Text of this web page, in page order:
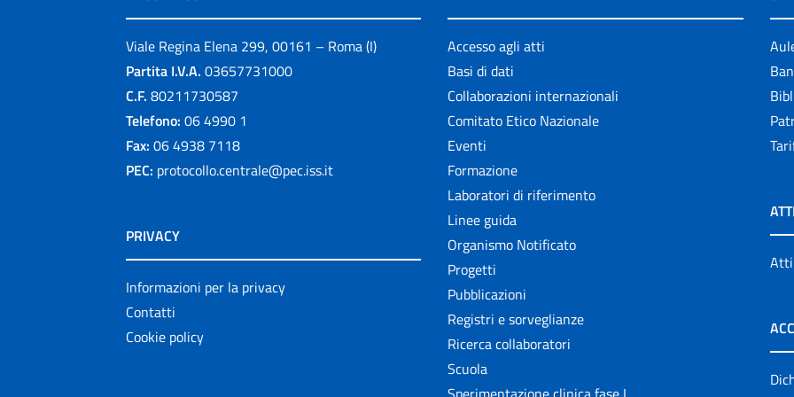
Viale Regina Elena 299, 00161 – Roma (I)
Partita I.V.A. 03657731000
C.F. 80211730587
Telefono: 06 4990 1
Fax: 06 4938 7118
PEC: protocollo.centrale@pec.iss.it
PRIVACY
Informazioni per la privacy
Contatti
Cookie policy
Accesso agli atti
Basi di dati
Collaborazioni internazionali
Comitato Etico Nazionale
Eventi
Formazione
Laboratori di riferimento
Linee guida
Organismo Notificato
Progetti
Pubblicazioni
Registri e sorveglianze
Ricerca collaboratori
Scuola
Atti